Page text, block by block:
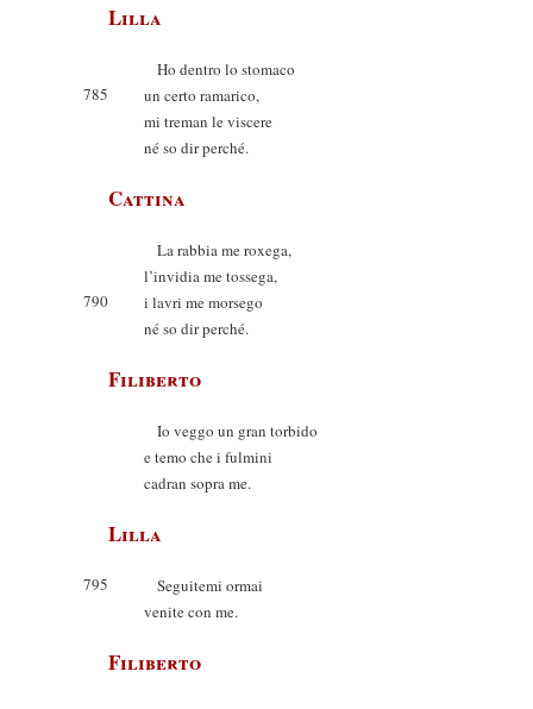
Lilla
Ho dentro lo stomaco
785
un certo ramarico,
mi treman le viscere
né so dir perché.
Cattina
La rabbia me roxega,
l’invidia me tossega,
790
i lavri me morsego
né so dir perché.
Filiberto
Io veggo un gran torbido
e temo che i fulmini
cadran sopra me.
Lilla
795
Seguitemi ormai
venite con me.
Filiberto